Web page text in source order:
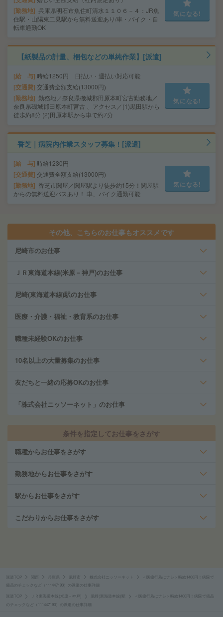
勤務地 兵庫県明石市魚住町清水１１０６－４：JR魚
住駅・山陽東二見駅から無料送迎あり/車・バイク・自
転車通勤OK
気になる!
【紙製品の計量、梱包などの単純作業】[派遣]
給 与 時給1250円 日払い・週払い対応可能
交通費 交通費全額支給(13000円)
勤務地 勤務地／奈良県磯城郡田原本町宮古勤務地／
奈良県磯城郡田原本町宮古 、アクセス／(1)黒田駅から
徒歩約8分 (2)田原本駅から車で約7分
気になる!
香芝｜病院内作業スタッフ募集！[派遣]
給 与 時給1230円
交通費 交通費全額支給(13000円)
勤務地 香芝市関屋／関屋駅より徒歩約15分！関屋駅
からの無料送迎バスあり！ 車、バイク通勤可能
気になる!
その他、こちらのお仕事もオススメです
尼崎市のお仕事
ＪＲ東海道本線(米原－神戸)のお仕事
尼崎(東海道本線)駅のお仕事
医療・介護・福祉・教育系のお仕事
職種未経験OKのお仕事
10名以上の大量募集のお仕事
友だちと一緒の応募OKのお仕事
「株式会社ニッソーネット」のお仕事
条件を指定してお仕事をさがす
職種からお仕事をさがす
勤務地からお仕事をさがす
駅からお仕事をさがす
こだわりからお仕事をさがす
派遣TOP 関西 兵庫県 尼崎市 株式会社ニッソーネット
＜医療行為はナシ＞時給1400円！病院で
備品のチェックなど（111447193）の派遣の仕事詳細
派遣TOP ＪＲ東海道本線(米原－神戸) 尼崎(東海道本線)駅
＜医療行為はナシ＞時給1400円！病院で備品
のチェックなど（111447193）の派遣の仕事詳細